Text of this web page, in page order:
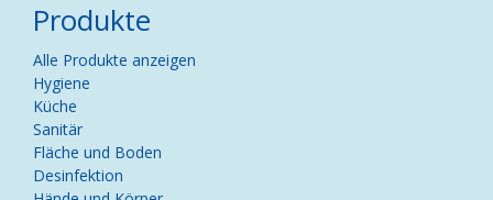
Produkte
Navigation
überspringen
Alle Produkte anzeigen
Hygiene
Küche
Sanitär
Fläche und Boden
Desinfektion